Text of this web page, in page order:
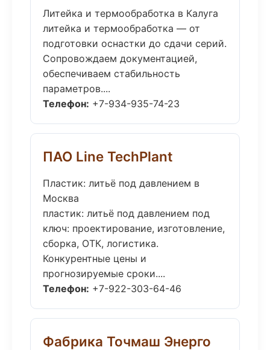
Литейка и термообработка в Калуга
литейка и термообработка — от
подготовки оснастки до сдачи серий.
Сопровождаем документацией,
обеспечиваем стабильность
параметров....
Телефон: +7-934-935-74-23
ПАО Line TechPlant
Пластик: литьё под давлением в
Москва
пластик: литьё под давлением под
ключ: проектирование, изготовление,
сборка, ОТК, логистика.
Конкурентные цены и
прогнозируемые сроки....
Телефон: +7-922-303-64-46
Фабрика Точмаш Энерго